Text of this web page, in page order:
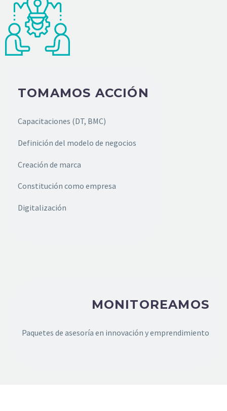
TOMAMOS ACCIÓN
Capacitaciones (DT, BMC)
Definición del modelo de negocios
Creación de marca
Constitución como empresa
Digitalización
MONITOREAMOS
Paquetes de asesoría en innovación y emprendimiento